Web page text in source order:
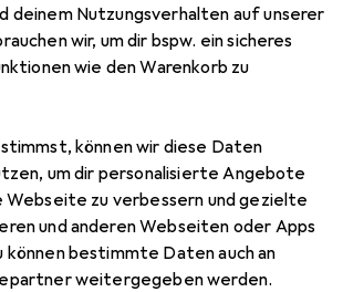
deinem Nutzungsverhalten auf unserer
wir, um dir bspw. ein sicheres
wie den Warenkorb zu
können wir diese Daten
um dir personalisierte Angebote
Webseite zu verbessern und gezielte
und anderen Webseiten oder Apps
können bestimmte Daten auch an
weitergegeben werden.
11 Bilder
HSS
Marke
Mehr von Pferd